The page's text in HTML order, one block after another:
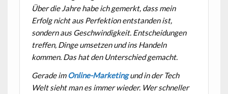
Über die Jahre habe ich gemerkt, dass mein
Erfolg nicht aus Perfektion entstanden ist,
sondern aus Geschwindigkeit. Entscheidungen
treffen, Dinge umsetzen und ins Handeln
kommen. Das hat den Unterschied gemacht.
Gerade imOnline-Marketingund in der Tech
Welt sieht man es immer wieder. Wer schneller